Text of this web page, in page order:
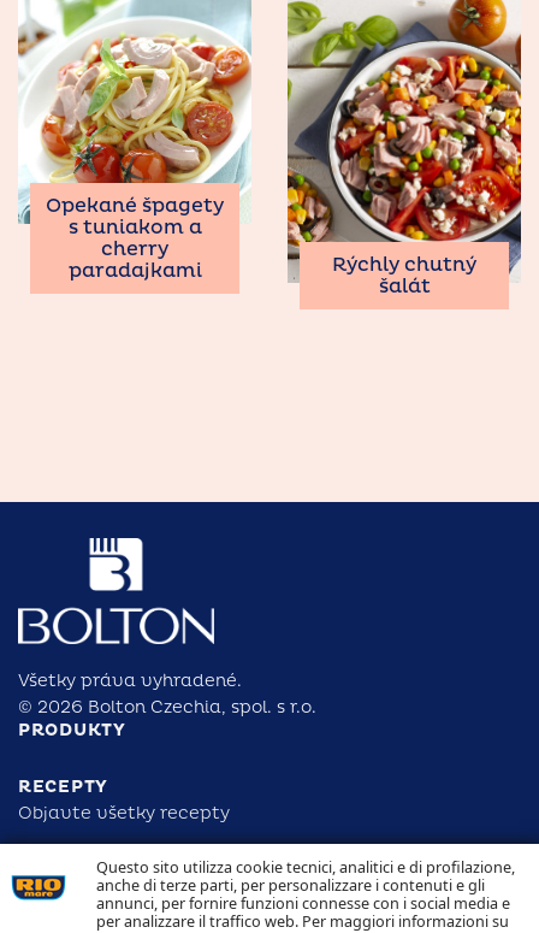
Questo sito utilizza cookie tecnici, analitici e di profilazione,
anche di terze parti, per personalizzare i contenuti e gli
annunci, per fornire funzioni connesse con i social media e
per analizzare il traffico web. Per maggiori informazioni su
Opekané špagety
s tuniakom a
cherry
paradajkami
Rýchly chutný
šalát
Všetky práva vyhradené.
© 2026 Bolton Czechia, spol. s r.o.
PRODUKTY
RECEPTY
Objavte všetky recepty
ZODPOVEDNOSŤ
DOHĽADATEĽNOSŤ
KONTAKTUJTE NÁS